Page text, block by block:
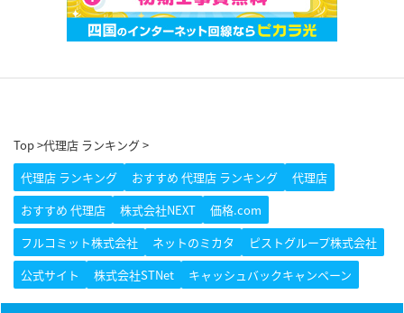
Top>代理店 ランキング>
代理店 ランキング
おすすめ 代理店 ランキング
代理店
おすすめ 代理店
株式会社NEXT
価格.com
フルコミット株式会社
ネットのミカタ
ピストグループ株式会社
公式サイト
株式会社STNet キャッシュバックキャンペーン